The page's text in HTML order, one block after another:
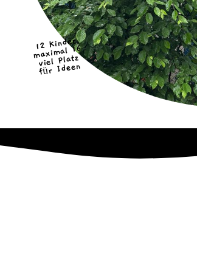
12 Kinder
maximal 16
viel Platz
für Ideen